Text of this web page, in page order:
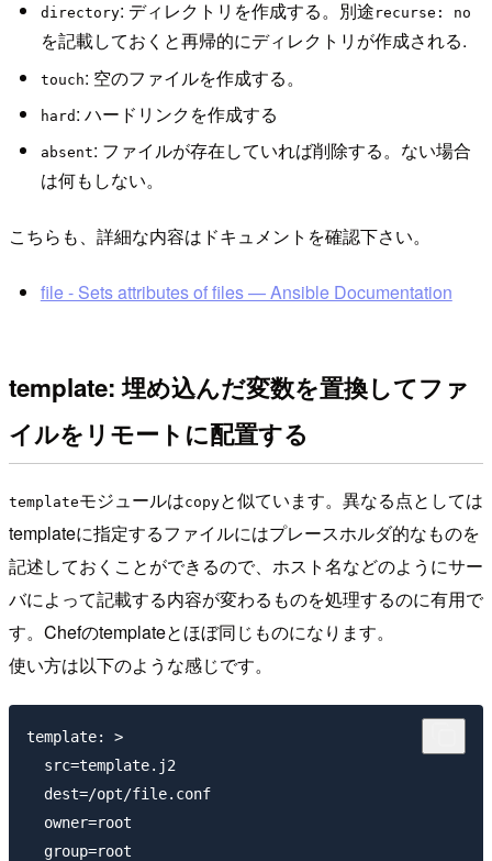
directory: ディレクトリを作成する。別途 recurse: no
を記載しておくと再帰的にディレクトリが作成される.
touch: 空のファイルを作成する。
hard : ハードリンクを作成する
absent: ファイルが存在していれば削除する。ない場合
は何もしない。
こちらも、詳細な内容はドキュメントを確認下さい。
file - Sets attributes of files — Ansible Documentation
template: 埋め込んだ変数を置換してファ
イルをリモートに配置する
templateモジュールはcopyと似ています。異なる点としては
templateに指定するファイルにはプレースホルダ的なものを
記述しておくことができるので、ホスト名などのようにサー
バによって記載する内容が変わるものを処理するのに有用で
す。Chefのtemplateとほぼ同じものになります。
使い方は以下のような感じです。
template: >
  src=template.j2
  dest=/opt/file.conf
  owner=root
  group=root